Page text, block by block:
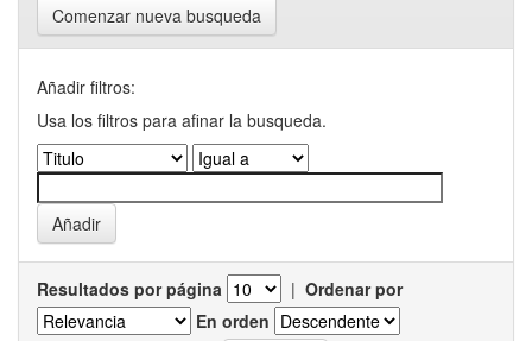
Comenzar nueva busqueda
Añadir filtros:
Usa los filtros para afinar la busqueda.
Resultados por página | Ordenar por
En orden